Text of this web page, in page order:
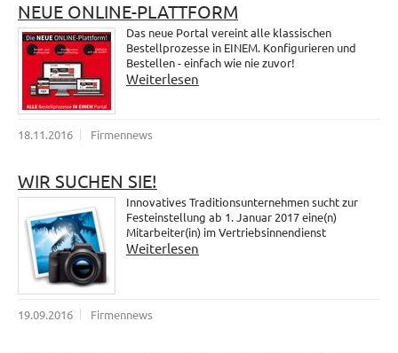
NEUE ONLINE-PLATTFORM
Das neue Portal vereint alle klassischen
Bestellprozesse in EINEM. Konfigurieren und
Bestellen - einfach wie nie zuvor!
Weiterlesen
18.11.2016 Firmennews
WIR SUCHEN SIE!
Innovatives Traditionsunternehmen sucht zur
Festeinstellung ab 1. Januar 2017 eine(n)
Mitarbeiter(in) im Vertriebsinnendienst
Weiterlesen
19.09.2016 Firmennews